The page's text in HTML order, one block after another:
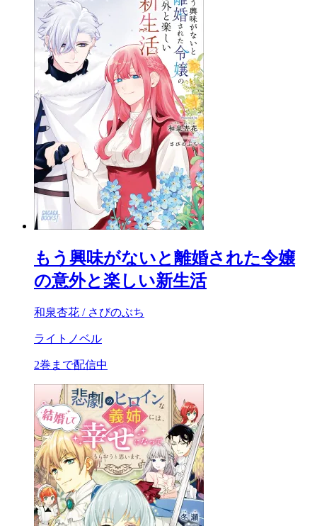
もう興味がないと離婚された令嬢
の意外と楽しい新生活
和泉杏花 / さびのぶち
ライトノベル
2巻まで配信中